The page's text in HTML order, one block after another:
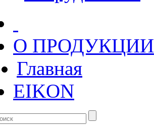
О ПРОДУКЦИИ
Главная
EIKON